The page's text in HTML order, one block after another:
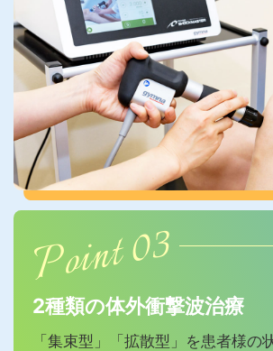
Point 03
2種類の体外衝撃波治療
「集束型」「拡散型」を患者様の